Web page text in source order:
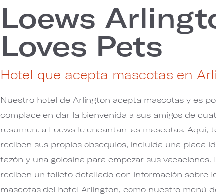
Loews
Loves Pets
Hotel que acepta mascotas en
Nuestro hotel de Arlington acepta mascotas y es
complace en dar la bienvenida a sus amigos de
resumen: a Loews le encantan las mascotas. Aquí,
reciben sus propios obsequios, incluida una placa
tazón y una golosina para empezar sus vacaciones.
reciben un folleto detallado con información sobre
mascotas del hotel Arlington, como nuestro menú